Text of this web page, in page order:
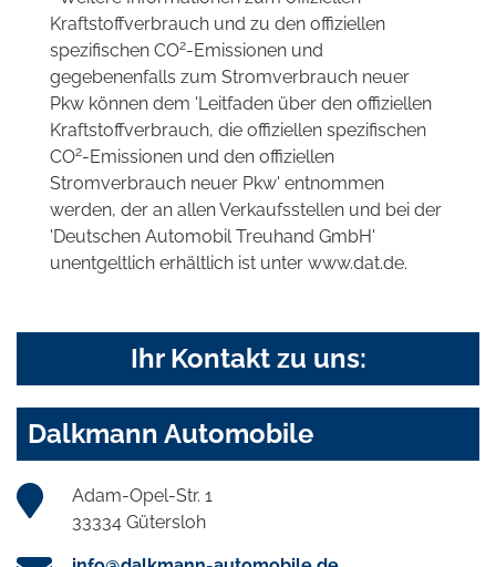
Kraftstoffverbrauch und zu den offiziellen
spezifischen CO2-Emissionen und
gegebenenfalls zum Stromverbrauch neuer
Pkw können dem 'Leitfaden über den offiziellen
Kraftstoffverbrauch, die offiziellen spezifischen
CO2-Emissionen und den offiziellen
Stromverbrauch neuer Pkw' entnommen
werden, der an allen Verkaufsstellen und bei der
'Deutschen Automobil Treuhand GmbH'
unentgeltlich erhältlich ist unter www.dat.de.
Ihr Kontakt zu uns:
Dalkmann Automobile
Adam-Opel-Str. 1
33334 Gütersloh